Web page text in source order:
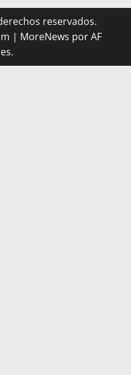
reservados.
| MoreNews por AF